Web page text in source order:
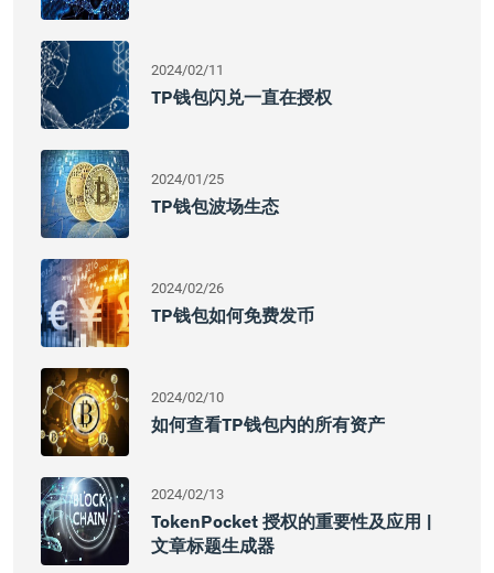
2024/02/11
TP钱包闪兑一直在授权
2024/01/25
TP钱包波场生态
2024/02/26
TP钱包如何免费发币
2024/02/10
如何查看TP钱包内的所有资产
2024/02/13
TokenPocket 授权的重要性及应用 |
文章标题生成器